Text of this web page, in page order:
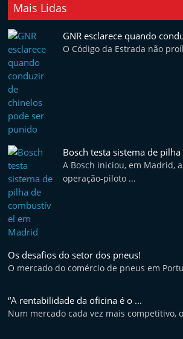
Mais Lidas
GNR esclarece quando
O Código da Estrada não
Bosch testa sistema de pilha
A Bosch iniciou, em Madrid,
operação-piloto ...
Os desafios do setor dos pneus!
O mercado do comércio de pneus em
“A rentabilidade da oficina é o ...
Num mercado cada vez mais competitivo,